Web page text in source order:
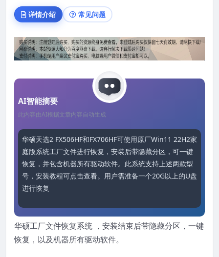
详情介绍 常见问题
AI智能摘要
此内容由AI根据文章内容自动生成
华硕天选2 FX506HF和FX706HF可使用原厂Win11 22H2家
庭版系统工厂文件进行恢复，安装后带隐藏分区，可一键
恢复，并包含机器所有驱动软件。此系统支持上述两款型
号，安装教程可点击查看。用户需准备一个20G以上的U盘
进行恢复操作，若不熟悉流程
华硕工厂文件恢复系统 ，安装结束后带隐藏分区，一键
恢复，以及机器所有驱动软件。